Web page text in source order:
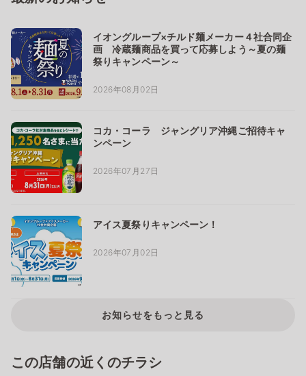
イオングループ×チルド麺メーカー４社合同企
画 冷蔵麺商品を買って応募しよう～夏の麺
祭りキャンペーン～
2026年08月02日
コカ・コーラ ジャングリア沖縄ご招待キャ
ンペーン
2026年07月27日
アイス夏祭りキャンペーン！
2026年07月02日
お知らせをもっと見る
この店舗の近くのチラシ